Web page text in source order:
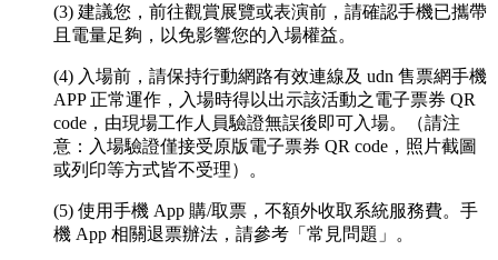
(3) 建議您，前往觀賞展覽或表演前，請確認手機已攜帶
且電量足夠，以免影響您的入場權益。
(4) 入場前，請保持行動網路有效連線及 udn 售票網手機
APP 正常運作，入場時得以出示該活動之電子票券 QR
code，由現場工作人員驗證無誤後即可入場。（請注
意：入場驗證僅接受原版電子票券 QR code，照片截圖
或列印等方式皆不受理）。
(5) 使用手機 App 購/取票，不額外收取系統服務費。手
機 App 相關退票辦法，請參考「常見問題」。